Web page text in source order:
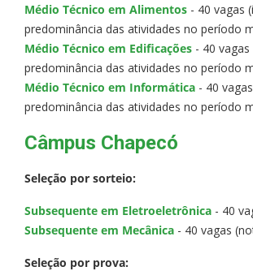
Médio Técnico em Alimentos - 40 vagas
predominância das atividades no período
Médio Técnico em Edificações - 40
predominância das atividades no período
Médio Técnico em Informática - 40
predominância das atividades no período
Câmpus Chapecó
Seleção por sorteio:
Subsequente em Eletroeletrônica - 40
Subsequente em Mecânica - 40 vagas
Seleção por prova: